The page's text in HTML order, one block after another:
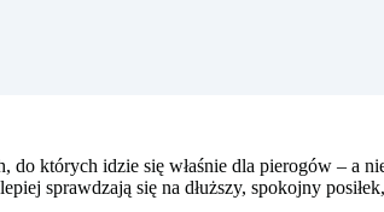
których idzie się właśnie dla pierogów – a
sprawdzają się na dłuższy, spokojny